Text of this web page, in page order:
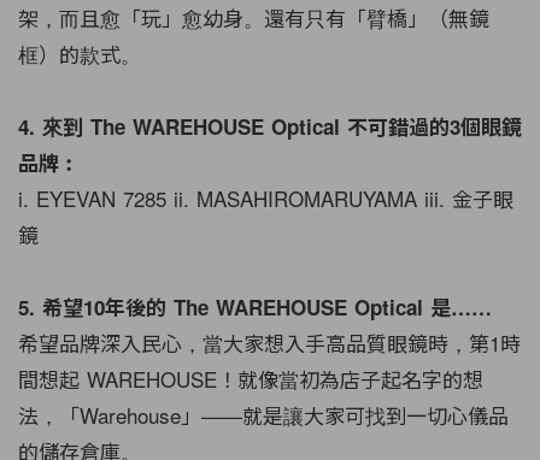
架，而且愈「玩」愈幼身。還有只有「臂橋」（無鏡
框）的款式。
4. 來到 The WAREHOUSE Optical 不可錯過的3個眼鏡
品牌︰
i. EYEVAN 7285 ii. MASAHIROMARUYAMA iii. 金子眼
鏡
5. 希望10年後的 The WAREHOUSE Optical 是……
希望品牌深入民心，當大家想入手高品質眼鏡時，第1時
間想起 WAREHOUSE！就像當初為店子起名字的想
法，「Warehouse」——就是讓大家可找到一切心儀品
的儲存倉庫。